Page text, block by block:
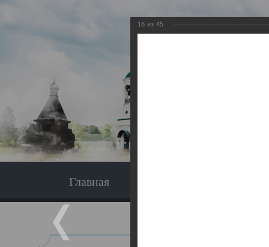
Главная
16 из 45